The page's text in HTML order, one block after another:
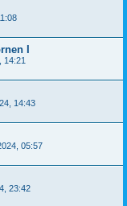
I
14:21
14:43
05:57
23:42